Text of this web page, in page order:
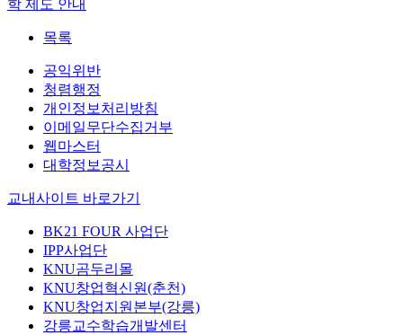
학 제도 안내
목록
공익위반
청렴행정
개인정보처리방침
이메일무단수집거부
웹마스터
대학정보공시
교내사이트 바로가기
BK21 FOUR 사업단
IPP사업단
KNU곰두리몰
KNU창업혁신원(춘천)
KNU창업지원본부(강릉)
강릉교수학습개발센터